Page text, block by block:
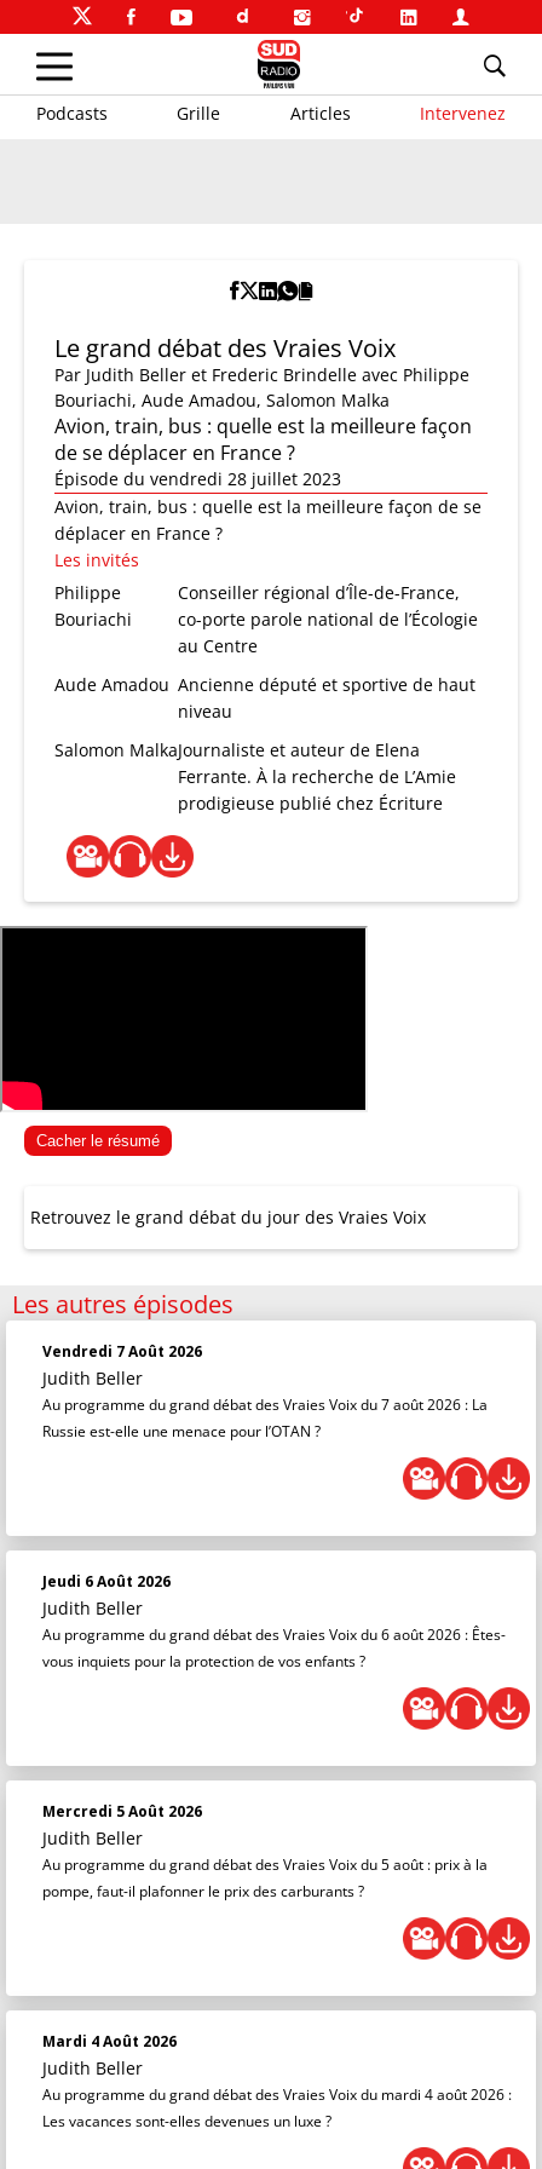
Podcasts Grille Articles Intervenez
Le grand débat des Vraies Voix
Par Judith Beller et Frederic Brindelle avec Philippe
Bouriachi, Aude Amadou, Salomon Malka
Avion, train, bus : quelle est la meilleure façon
de se déplacer en France ?
Épisode du vendredi 28 juillet 2023
Avion, train, bus : quelle est la meilleure façon de se
déplacer en France ?
Les invités
Philippe
Bouriachi
Conseiller régional d’Île-de-France,
co-porte parole national de l’Écologie
au Centre
Aude Amadou Ancienne député et sportive de haut
niveau
Salomon MalkaJournaliste et auteur de Elena
Ferrante. À la recherche de L’Amie
prodigieuse publié chez Écriture
Cacher le résumé
Retrouvez le grand débat du jour des Vraies Voix
Les autres épisodes
Vendredi 7 Août 2026
Judith Beller
Au programme du grand débat des Vraies Voix du 7 août 2026 : La
Russie est-elle une menace pour l’OTAN ?
Jeudi 6 Août 2026
Judith Beller
Au programme du grand débat des Vraies Voix du 6 août 2026 : Êtes-
vous inquiets pour la protection de vos enfants ?
Mercredi 5 Août 2026
Judith Beller
Au programme du grand débat des Vraies Voix du 5 août : prix à la
pompe, faut-il plafonner le prix des carburants ?
Mardi 4 Août 2026
Judith Beller
Au programme du grand débat des Vraies Voix du mardi 4 août 2026 :
Les vacances sont-elles devenues un luxe ?